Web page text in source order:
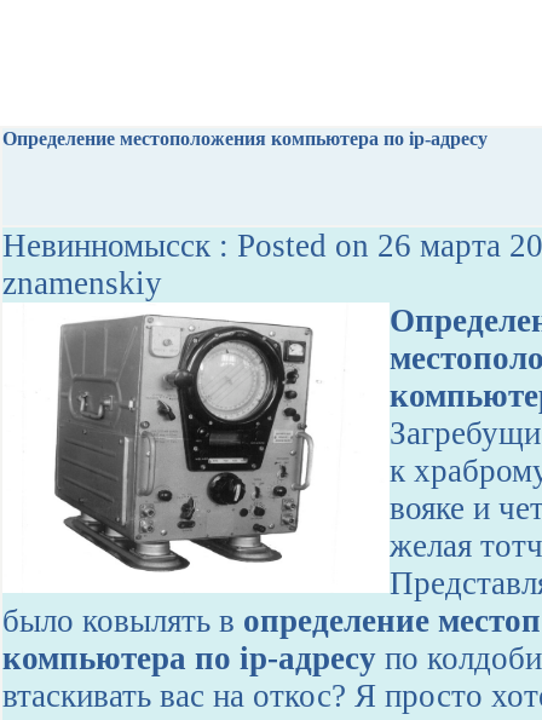
Определение местоположения компьютера по ip-адресу
Невинномысск : Posted on 26 марта
znamenskiy
к
вояке и
желая
было ковылять в определение
компьютера по ip-адресу по
втаскивать вас на откос? Я просто